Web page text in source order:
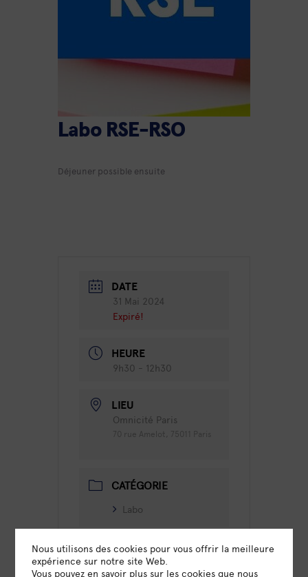
Labo RSE-RSO
Déjeuner possible ensuite
DATE
31 Mai 2024
Expiré!
HEURE
9h30 - 12h30
LIEU
Omnicité Paris
CATÉGORIE
Labo
ORGANISATEUR
Nous utilisons des cookies pour vous offrir la meilleure
expérience sur notre site Web.
Vous pouvez en savoir plus sur les cookies que nous